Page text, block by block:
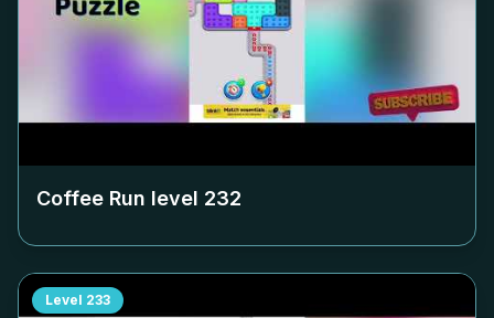
Coffee Run level 232
Level 233